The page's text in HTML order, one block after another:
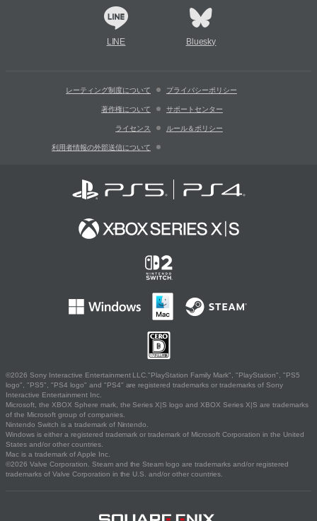
LINE Bluesky
レーティング制度について プライバシーポリシー
著作権について サポートセンター
ライセンス ルール＆ポリシー
利用者情報の外部送信について
©2026 Sony Interactive Entertainment LLC."PlayStation Family Mark", "PlayStation", "PS5
logo", "PS5", "PS4 logo" and "PS4" are registered trademarks or trademarks of Sony
Interactive Entertainment Inc.
Microsoft, the XBOX Sphere mark, the Series X|S logo and XBOX Series X|S are trademarks
of the Microsoft group of companies.
Nintendo Switch is a trademark of Nintendo.
Windows is either a registered trademark or trademark of Microsoft Corporation in the United
States and/or other countries.
Mac is a trademark of Apple Inc.
©2026 Valve Corporation. Steam and the Steam logo are trademarks and/or registered
trademarks of Valve Corporation in the U.S. and/or other countries.